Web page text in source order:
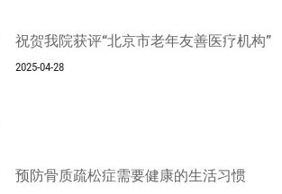
祝贺我院获评“北京市老年友善医疗机构”​
2025-04-28
预防骨质疏松症需要健康的生活习惯